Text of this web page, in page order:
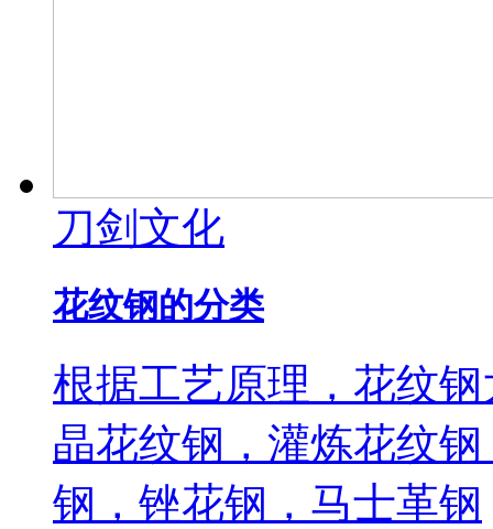
刀剑文化
花纹钢的分类
根据工艺原理，花纹
晶花纹钢，灌炼花纹
钢，锉花钢，马士革钢